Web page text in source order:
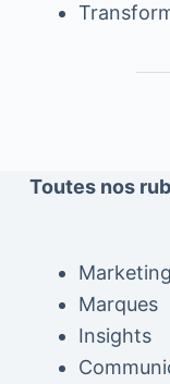
Toutes nos
Marketing
Marques
Insights